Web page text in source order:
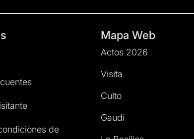
de
Mapa Web
Actos 2026
Visita
Culto
Gaudí